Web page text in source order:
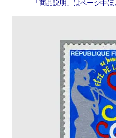
「商品説明」はページ中